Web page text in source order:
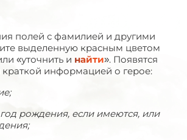
полей с фамилией и другими
выделенную красным цветом
«уточнить и найти». Появятся
информацией о герое:
рождения, если имеются, или